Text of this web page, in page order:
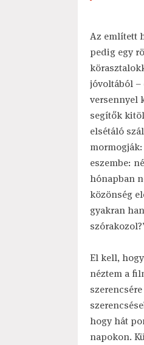
Az említett
pedig egy
jóvoltából –
versennyel
segítők
elsétáló
eszembe:
hónapban
közönség
gyakran
El kell,
néztem a
hogy hát
napokon.